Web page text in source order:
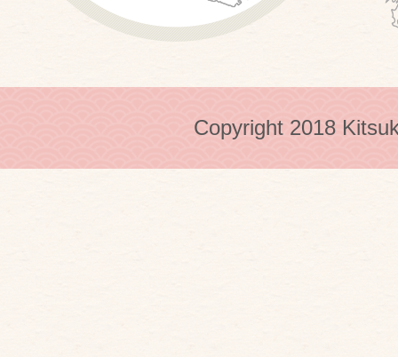
Copyright 2018